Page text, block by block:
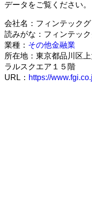
データをご覧ください。
会社名：フィンテック
読みがな：フィンテッ
業種： その他金融業
所在地：東京都品川区
ラルスクエア１５階
URL： https://